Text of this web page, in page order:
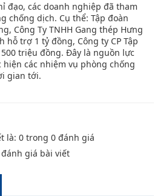
đạo, các doanh nghiệp đã tham
chống dịch. Cụ thể: Tập đoàn
Công Ty TNHH Gang thép Hưng
hỗ trợ 1 tỷ đồng, Công ty CP Tập
triệu đồng. Đây là nguồn lực
các nhiệm vụ phòng chống
gian tới.
là: 0 trong 0 đánh giá
đánh giá bài viết